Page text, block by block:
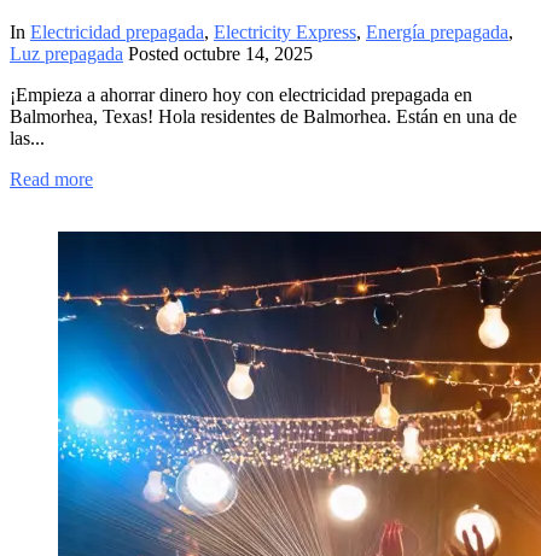
In Electricidad prepagada, Electricity Express, Energía prepagada,
Luz prepagada Posted octubre 14, 2025
¡Empieza a ahorrar dinero hoy con electricidad prepagada en
Balmorhea, Texas! Hola residentes de Balmorhea. Están en una de
las...
Read more